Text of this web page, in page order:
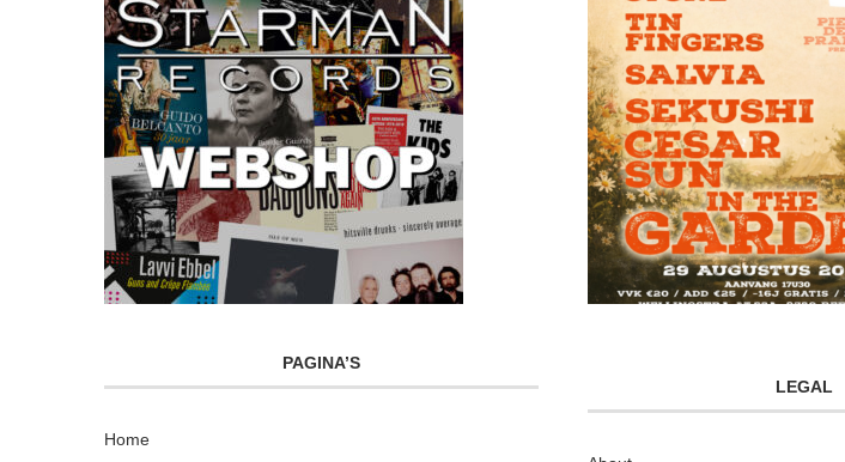
PAGINA’S
Home
LEGAL